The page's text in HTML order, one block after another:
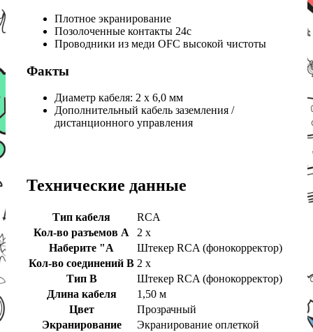
Плотное экранирование
Позолоченные контакты 24c
Проводники из меди OFC высокой чистоты
Факты
Диаметр кабеля: 2 x 6,0 мм
Дополнительный кабель заземления /
дистанционного управления
Технические данные
Тип кабеля
RCA
Кол-во разъемов A
2 х
Наберите "А
Штекер RCA (фонокорректор)
Кол-во соединений B 2 х
Тип B
Штекер RCA (фонокорректор)
Длина кабеля
1,50 м
Цвет
Прозрачный
Экранирование
Экранирование оплеткой